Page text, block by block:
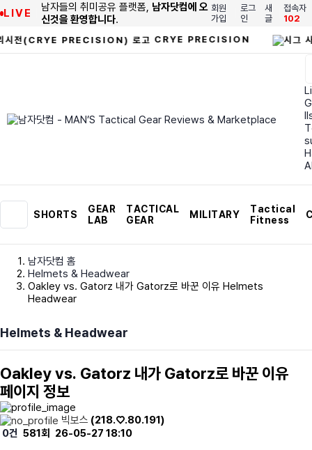
LIVE 남자들의 취미공유 플랫폼, 남자닷컴에 오
신것을 환영합니다.
회원
가입
로그
인
새
글
접속자
102
CRYE PRECISION
SHORTS
GEAR
LAB
TACTICAL
GEAR
MILITARY
Tactical
Fitness
남자닷컴 홈
Helmets & Headwear
Oakley vs. Gatorz 내가 Gatorz로 바꾼 이유 Helmets
Headwear
Helmets & Headwear
Oakley vs. Gatorz 내가 Gatorz로 바꾼 이유
페이지 정보
빅보스 (218.♡.80.191)
0건 581회 26-05-27 18:10